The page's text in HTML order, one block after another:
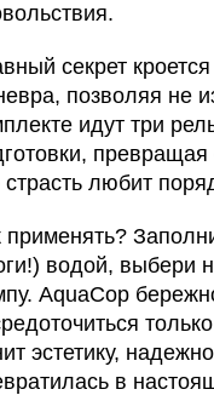
секрет
позволяя не
идут три
страсть любит
применять?
водой, выбери
AquaCop
эстетику,
в